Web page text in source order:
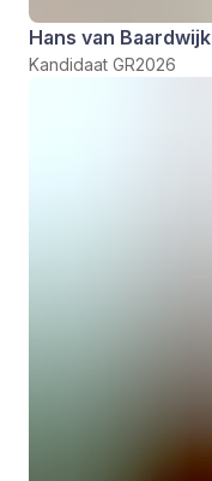
Hans van Baardwijk
Kandidaat GR2026